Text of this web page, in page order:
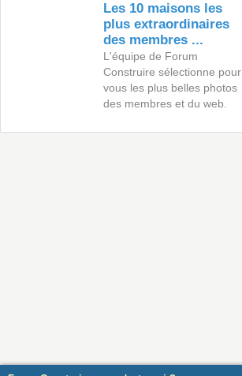
Les 10 maisons les
plus extraordinaires
des membres ...
L'équipe de Forum
Construire sélectionne pour
vous les plus belles photos
des membres et du web.